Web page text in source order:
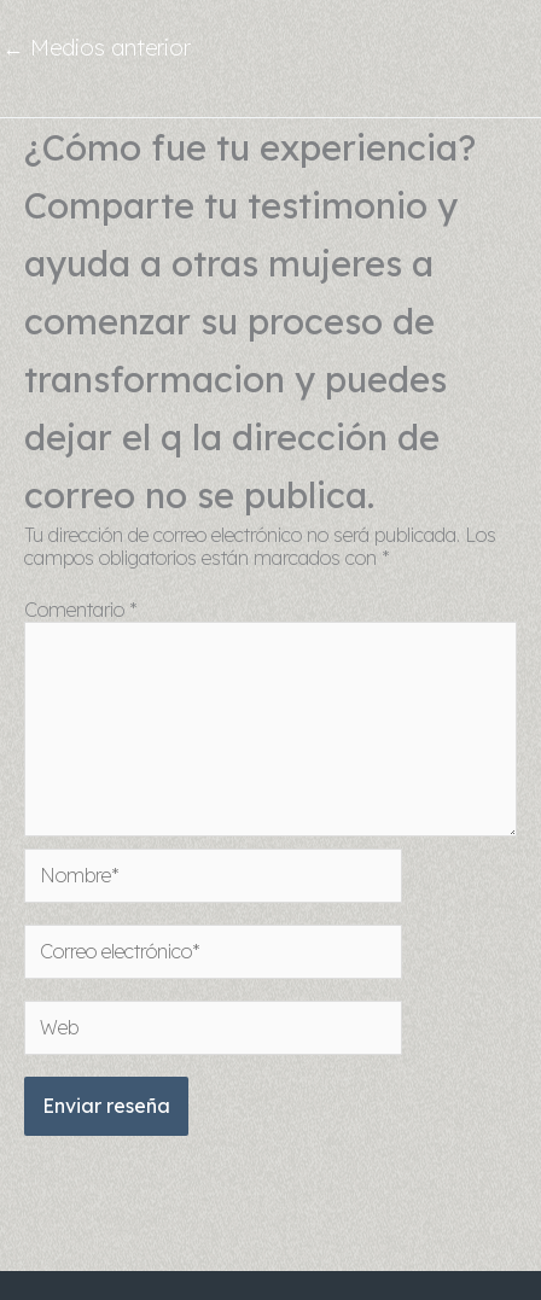
← Medios anterior
¿Cómo fue tu experiencia?
Comparte tu testimonio y
ayuda a otras mujeres a
comenzar su proceso de
transformacion y puedes
dejar el q la dirección de
correo no se publica.
Tu dirección de correo electrónico no será publicada. Los
campos obligatorios están marcados con *
Comentario *
Nombre*
Correo
electrónico*
Web